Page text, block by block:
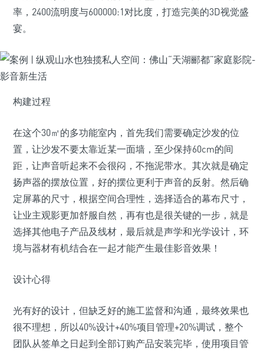
率，2400流明度与600000:1对比度，打造完美的3D视觉盛
宴。
构建过程
在这个30㎡的多功能室内，首先我们需要确定沙发的位
置，让沙发不要太靠近某一面墙，至少保持60cm的间
距，让声音听起来不会很闷，不拖泥带水。其次就是确定
扬声器的摆放位置，好的摆位更利于声音的反射。然后确
定屏幕的尺寸，根据空间合理性，选择适合的幕布尺寸，
让业主观影更加舒服自然，再有也是很关键的一步，就是
选择其他电子产品及线材，最后就是声学和光学设计，环
境与器材有机结合在一起才能产生最佳影音效果！
设计心得
光有好的设计，但缺乏好的施工监督和沟通，最终效果也
很不理想，所以40%设计+40%项目管理+20%调试，整个
团队从签单之日起到全部订购产品安装完毕，使用项目管